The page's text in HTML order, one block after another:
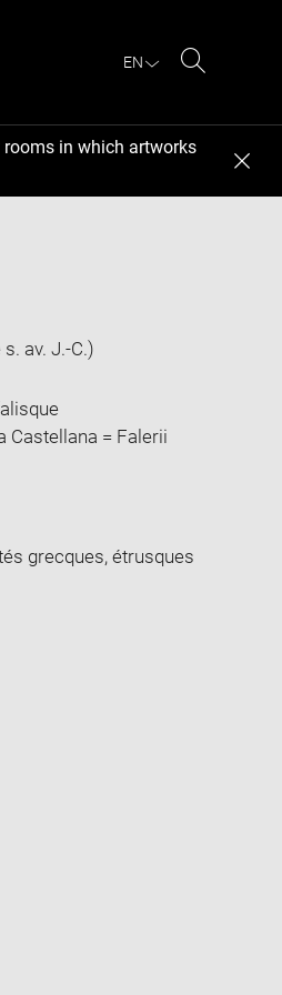
EN
in which artworks
av. J.-C.)
Castellana = Falerii
grecques, étrusques